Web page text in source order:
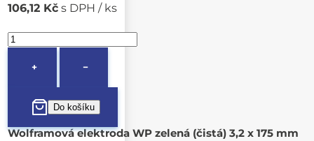
106,12 Kč s DPH / ks
+ −
Wolframová elektroda WP zelená (čistá) 3,2 x 175 mm